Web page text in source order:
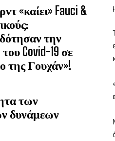
«καίει» Fauci &
την
Covid-19 σε
της Γουχάν»!
των
δυνάμεων